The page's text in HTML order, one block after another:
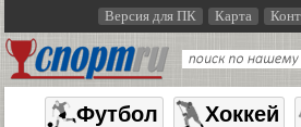
Версия для ПК Карта
Футбол Хоккей